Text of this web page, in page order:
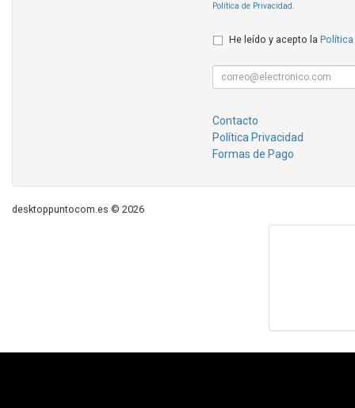
Política de Privacidad
He leído y acepto la Política
Contacto
Política Privacidad
Formas de Pago
desktoppuntocom.es © 2026